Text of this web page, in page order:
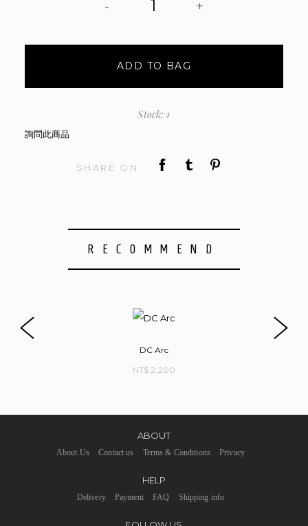
- +
ADD TO BAG
Stock: 1
詢問此商品
SHARE ON
RECOMMEND
DC Arc
NT$ 2,200
ABOUT
About Us Contact us Terms & Conditions Privacy
HELP
Delivery Payment FAQ Shipping info